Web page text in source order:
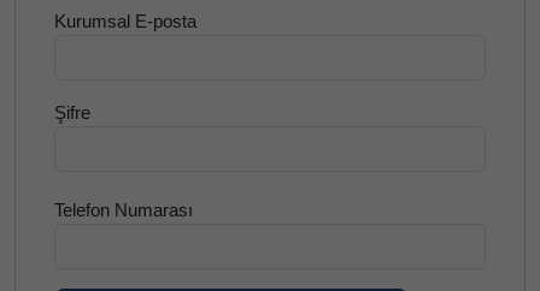
Kurumsal E-posta
Şifre
Telefon Numarası